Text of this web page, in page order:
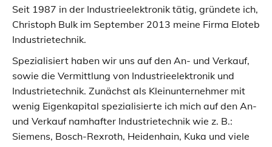
Seit 1987 in der Industrieelektronik tätig, gründete ich,
Christoph Bulk im September 2013 meine Firma Eloteb
Industrietechnik.
Spezialisiert haben wir uns auf den An- und Verkauf,
sowie die Vermittlung von Industrieelektronik und
Industrietechnik. Zunächst als Kleinunternehmer mit
wenig Eigenkapital spezialisierte ich mich auf den An-
und Verkauf namhafter Industrietechnik wie z. B.:
Siemens, Bosch-Rexroth, Heidenhain, Kuka und viele